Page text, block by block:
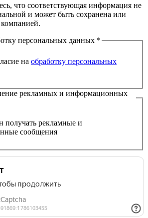
что соответствующая информация не
и может быть сохранена или
персональных данных *
на обработку персональных
рекламных и информационных
получать рекламные и
сообщения